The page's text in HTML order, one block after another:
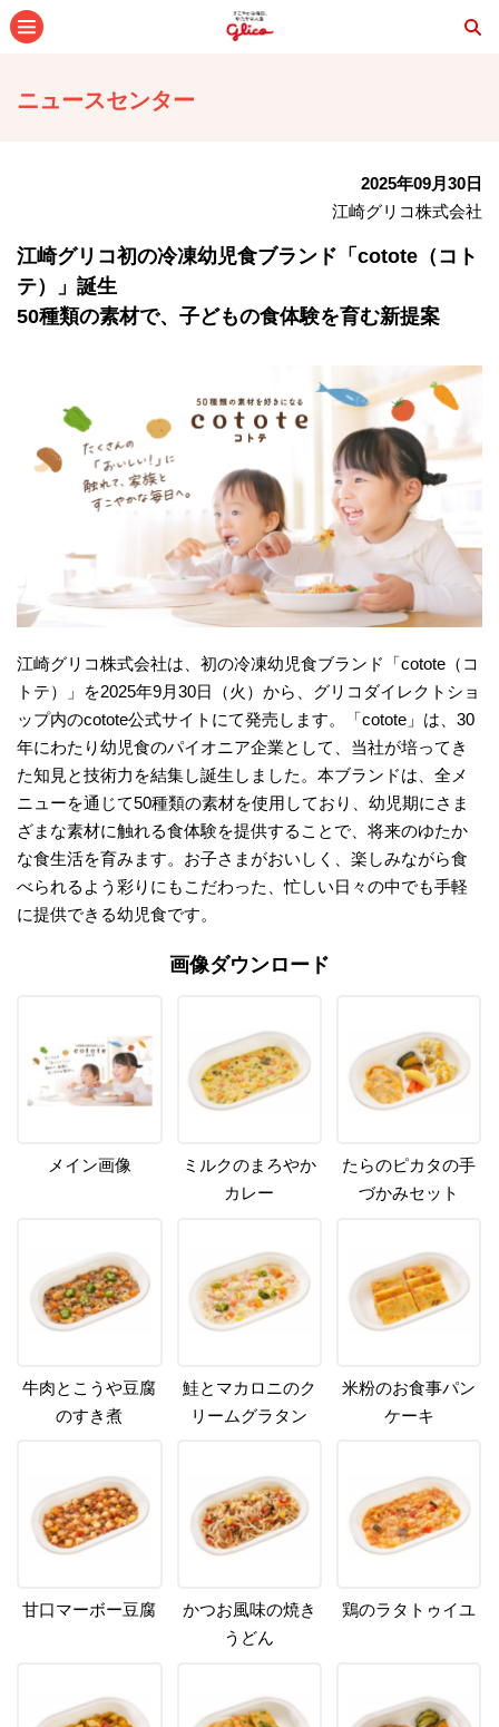
ニュースセンター
2025年09月30日
江崎グリコ株式会社
江崎グリコ初の冷凍幼児食ブランド「cotote（コト
テ）」誕生
50種類の素材で、子どもの食体験を育む新提案
江崎グリコ株式会社は、初の冷凍幼児食ブランド「cotote（コ
トテ）」を2025年9月30日（火）から、グリコダイレクトショ
ップ内のcotote公式サイトにて発売します。「cotote」は、30
年にわたり幼児食のパイオニア企業として、当社が培ってき
た知見と技術力を結集し誕生しました。本ブランドは、全メ
ニューを通じて50種類の素材を使用しており、幼児期にさま
ざまな素材に触れる食体験を提供することで、将来のゆたか
な食生活を育みます。お子さまがおいしく、楽しみながら食
べられるよう彩りにもこだわった、忙しい日々の中でも手軽
に提供できる幼児食です。
画像ダウンロード
メイン画像
ミルクのまろやか
カレー
たらのピカタの手
づかみセット
牛肉とこうや豆腐
のすき煮
鮭とマカロニのク
リームグラタン
米粉のお食事パン
ケーキ
甘口マーボー豆腐
かつお風味の焼き
うどん
鶏のラタトゥイユ